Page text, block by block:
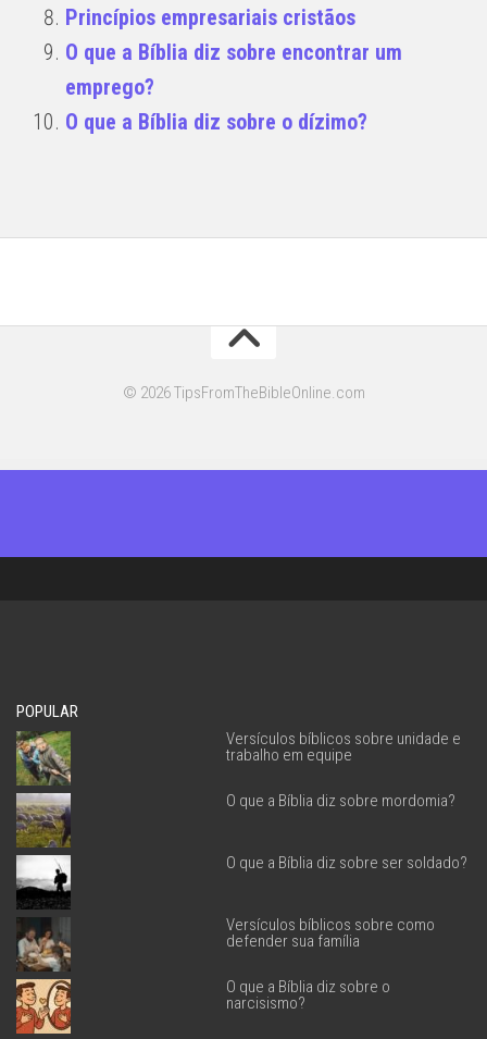
Princípios empresariais cristãos
O que a Bíblia diz sobre encontrar um
emprego?
O que a Bíblia diz sobre o dízimo?
© 2026 TipsFromTheBibleOnline.com
POPULAR
Versículos bíblicos sobre unidade e
trabalho em equipe
O que a Bíblia diz sobre mordomia?
O que a Bíblia diz sobre ser soldado?
Versículos bíblicos sobre como
defender sua família
O que a Bíblia diz sobre o
narcisismo?